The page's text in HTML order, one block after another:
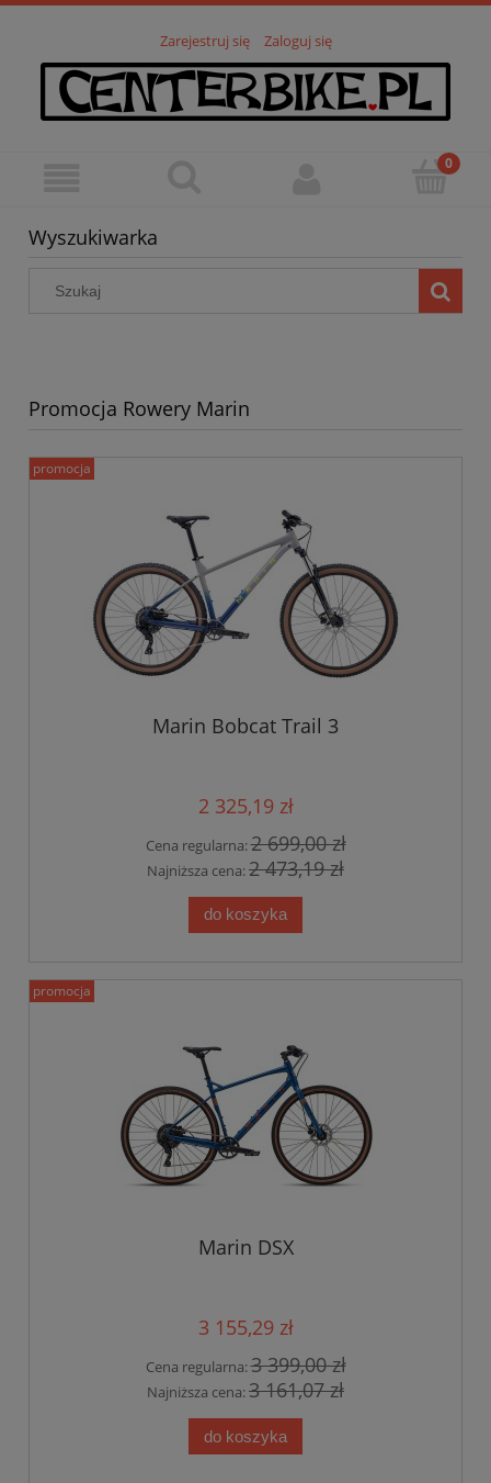
Zarejestruj się Zaloguj się
Wyszukiwarka
Promocja Rowery Marin
Marin Bobcat Trail 3
2 325,19 zł
Cena regularna:2 699,00 zł
Najniższa cena:2 473,19 zł
do koszyka
promocja
Marin DSX
3 155,29 zł
Cena regularna:3 399,00 zł
Najniższa cena:3 161,07 zł
do koszyka
promocja